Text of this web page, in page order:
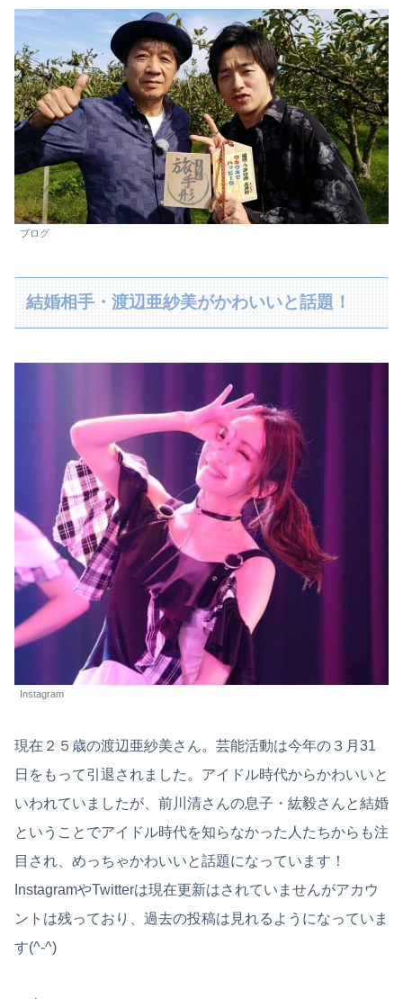
ブログ
結婚相手・渡辺亜紗美がかわいいと話題！
Instagram
現在２５歳の渡辺亜紗美さん。芸能活動は今年の３月31
日をもって引退されました。アイドル時代からかわいいと
いわれていましたが、前川清さんの息子・紘毅さんと結婚
ということでアイドル時代を知らなかった人たちからも注
目され、めっちゃかわいいと話題になっています！
InstagramやTwitterは現在更新はされていませんがアカウ
ントは残っており、過去の投稿は見れるようになっていま
す(^-^)